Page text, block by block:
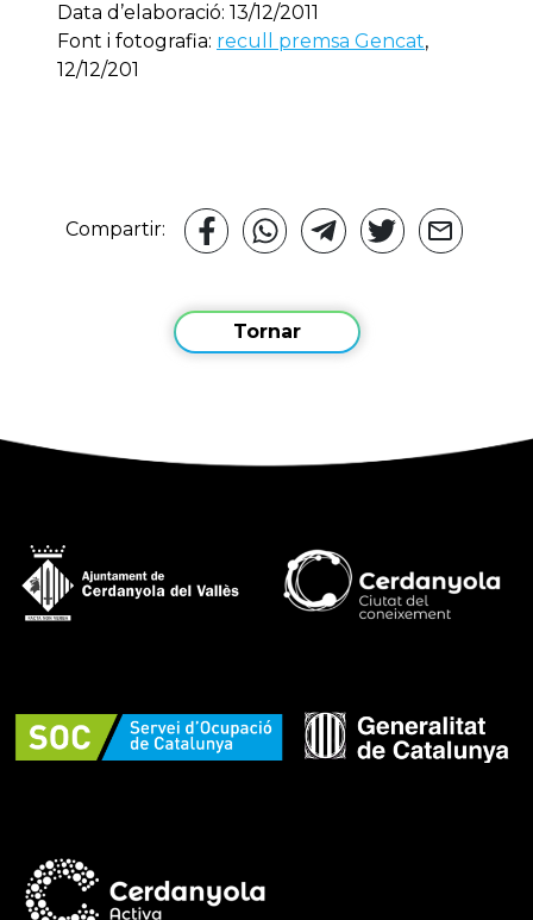
Data d’elaboració: 13/12/2011
Font i fotografia: recull premsa Gencat,
12/12/201
Compartir:
Tornar